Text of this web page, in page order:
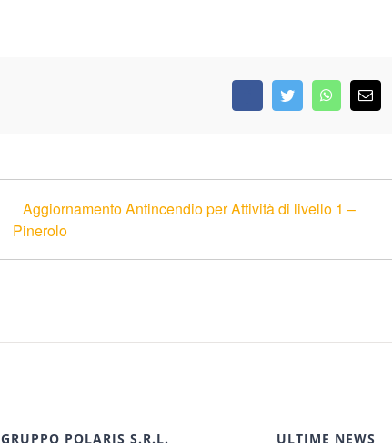
FacebookTwitterWhatsApp
Email
Aggiornamento Antincendio per Attività di livello 1 –
Pinerolo
GRUPPO POLARIS S.R.L. ULTIME NEWS